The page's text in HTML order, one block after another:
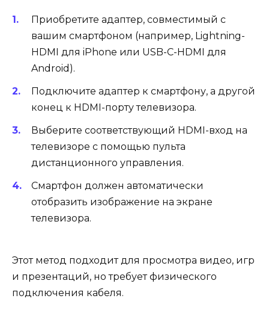
Приобретите адаптер, совместимый с
вашим смартфоном (например, Lightning-
HDMI для iPhone или USB-C-HDMI для
Android).
Подключите адаптер к смартфону, а другой
конец к HDMI-порту телевизора.
Выберите соответствующий HDMI-вход на
телевизоре с помощью пульта
дистанционного управления.
Смартфон должен автоматически
отобразить изображение на экране
телевизора.
Этот метод подходит для просмотра видео, игр
и презентаций, но требует физического
подключения кабеля.